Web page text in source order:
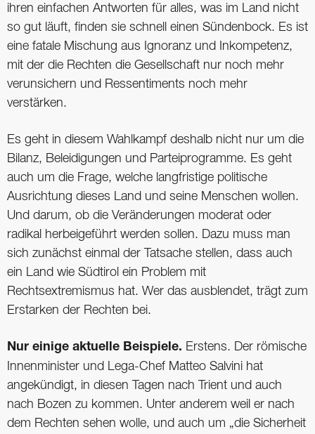
ihren einfachen Antworten für alles, was im Land nicht
so gut läuft, finden sie schnell einen Sündenbock. Es ist
eine fatale Mischung aus Ignoranz und Inkompetenz,
mit der die Rechten die Gesellschaft nur noch mehr
verunsichern und Ressentiments noch mehr
verstärken.
Es geht in diesem Wahlkampf deshalb nicht nur um die
Bilanz, Beleidigungen und Parteiprogramme. Es geht
auch um die Frage, welche langfristige politische
Ausrichtung dieses Land und seine Menschen wollen.
Und darum, ob die Veränderungen moderat oder
radikal herbeigeführt werden sollen. Dazu muss man
sich zunächst einmal der Tatsache stellen, dass auch
ein Land wie Südtirol ein Problem mit
Rechtsextremismus hat. Wer das ausblendet, trägt zum
Erstarken der Rechten bei.
Nur einige aktuelle Beispiele. Erstens. Der römische
Innenminister und Lega-Chef Matteo Salvini hat
angekündigt, in diesen Tagen nach Trient und auch
nach Bozen zu kommen. Unter anderem weil er nach
dem Rechten sehen wolle, und auch um „die Sicherheit